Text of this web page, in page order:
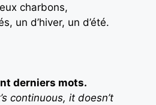
charbons,
un d’hiver, un d’été.
derniers mots.
continuous, it doesn’t